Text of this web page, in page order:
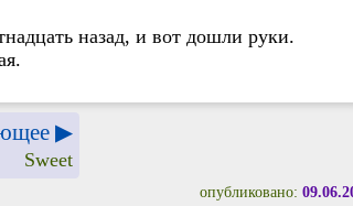
назад, и вот дошли руки.
▶
Sweet
опубликовано: